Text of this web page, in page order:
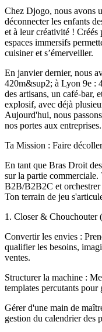
Chez Djogo, nous avons
déconnecter les enfants
et à leur créativité ! Créés
espaces immersifs
cuisiner et s’émerveiller.
En janvier dernier, nous
420m&sup2; à Lyon 9e :
des artisans, un café-bar,
explosif, avec déjà
Aujourd'hui, nous
nos portes aux entreprises.
Ta Mission : Faire
En tant que Bras Droit
sur la partie
B2B/B2B2C et orchestrer
Ton terrain de jeu
1. Closer & Chouchouter
Convertir les envies :
qualifier les besoins,
ventes.
Structurer la machine :
templates percutants pour
Gérer d'une main de
gestion du calendrier des